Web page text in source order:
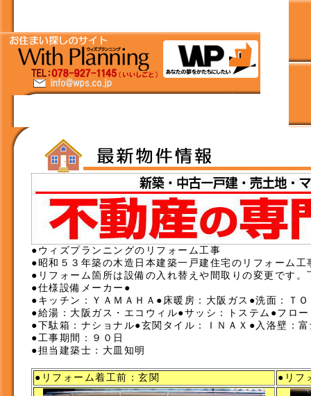
●ウィズプランニングのリフォーム工事
●昭和５３年築の木造日本建築一戸建住宅のリフォーム
●リフォーム箇所は設備の入れ替えや間取りの変更です
●仕様設備メーカー●
●キッチン：ＹＡＭＡＨＡ●床暖房：大阪ガス●洗面：Ｔ
●給湯：大阪ガス・エコウィル●サッシ：トステム●フロ
●下駄箱：ナショナル●玄関タイル：ＩＮＡＸ●入洛壁：
●工事期間：９０日
●担当建築士：大皿知明
●リフォーム着工前：玄関 ●リフ